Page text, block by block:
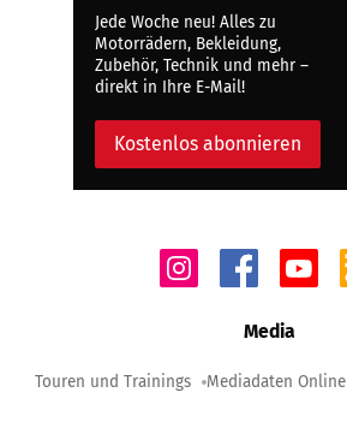
Jede Woche neu! Alles zu
Motorrädern, Bekleidung,
Zubehör, Technik und mehr –
direkt in Ihre E-Mail!
Kostenlos abonnieren
Media
Touren und Trainings Mediadaten Online